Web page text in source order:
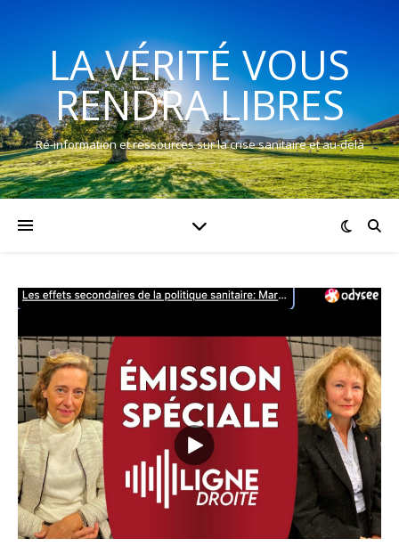
LA VÉRITÉ VOUS
RENDRA LIBRES
Ré-information et ressources sur la crise sanitaire et au-delà